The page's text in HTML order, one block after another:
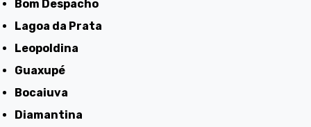
Bom Despacho
Lagoa da Prata
Leopoldina
Guaxupé
Bocaiuva
Diamantina